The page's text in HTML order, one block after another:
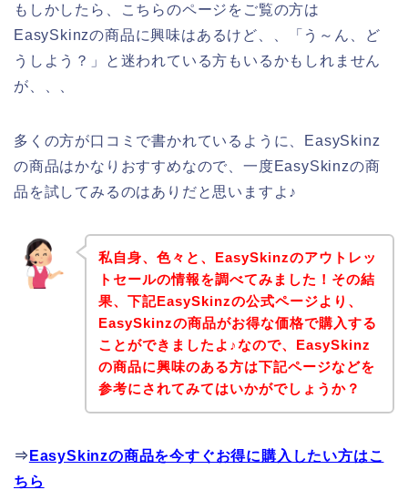
もしかしたら、こちらのページをご覧の方は
EasySkinzの商品に興味はあるけど、、「う～ん、ど
うしよう？」と迷われている方もいるかもしれません
が、、、
多くの方が口コミで書かれているように、EasySkinz
の商品はかなりおすすめなので、一度EasySkinzの商
品を試してみるのはありだと思いますよ♪
私自身、色々と、EasySkinzのアウトレッ
トセールの情報を調べてみました！その結
果、下記EasySkinzの公式ページより、
EasySkinzの商品がお得な価格で購入する
ことができましたよ♪なので、EasySkinz
の商品に興味のある方は下記ページなどを
参考にされてみてはいかがでしょうか？
⇒ EasySkinzの商品を今すぐお得に購入したい方はこ
ちら